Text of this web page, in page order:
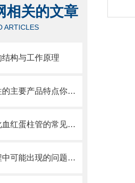
相关的文章
ARTICLES
构与工作原理
快来看这些制备柱的主要产品特点你知道多少
一文与您分享糖化血红蛋柱管的常见故障相应解决方法
匀浆罐在使用过程中可能出现的问题相应解决方法分享